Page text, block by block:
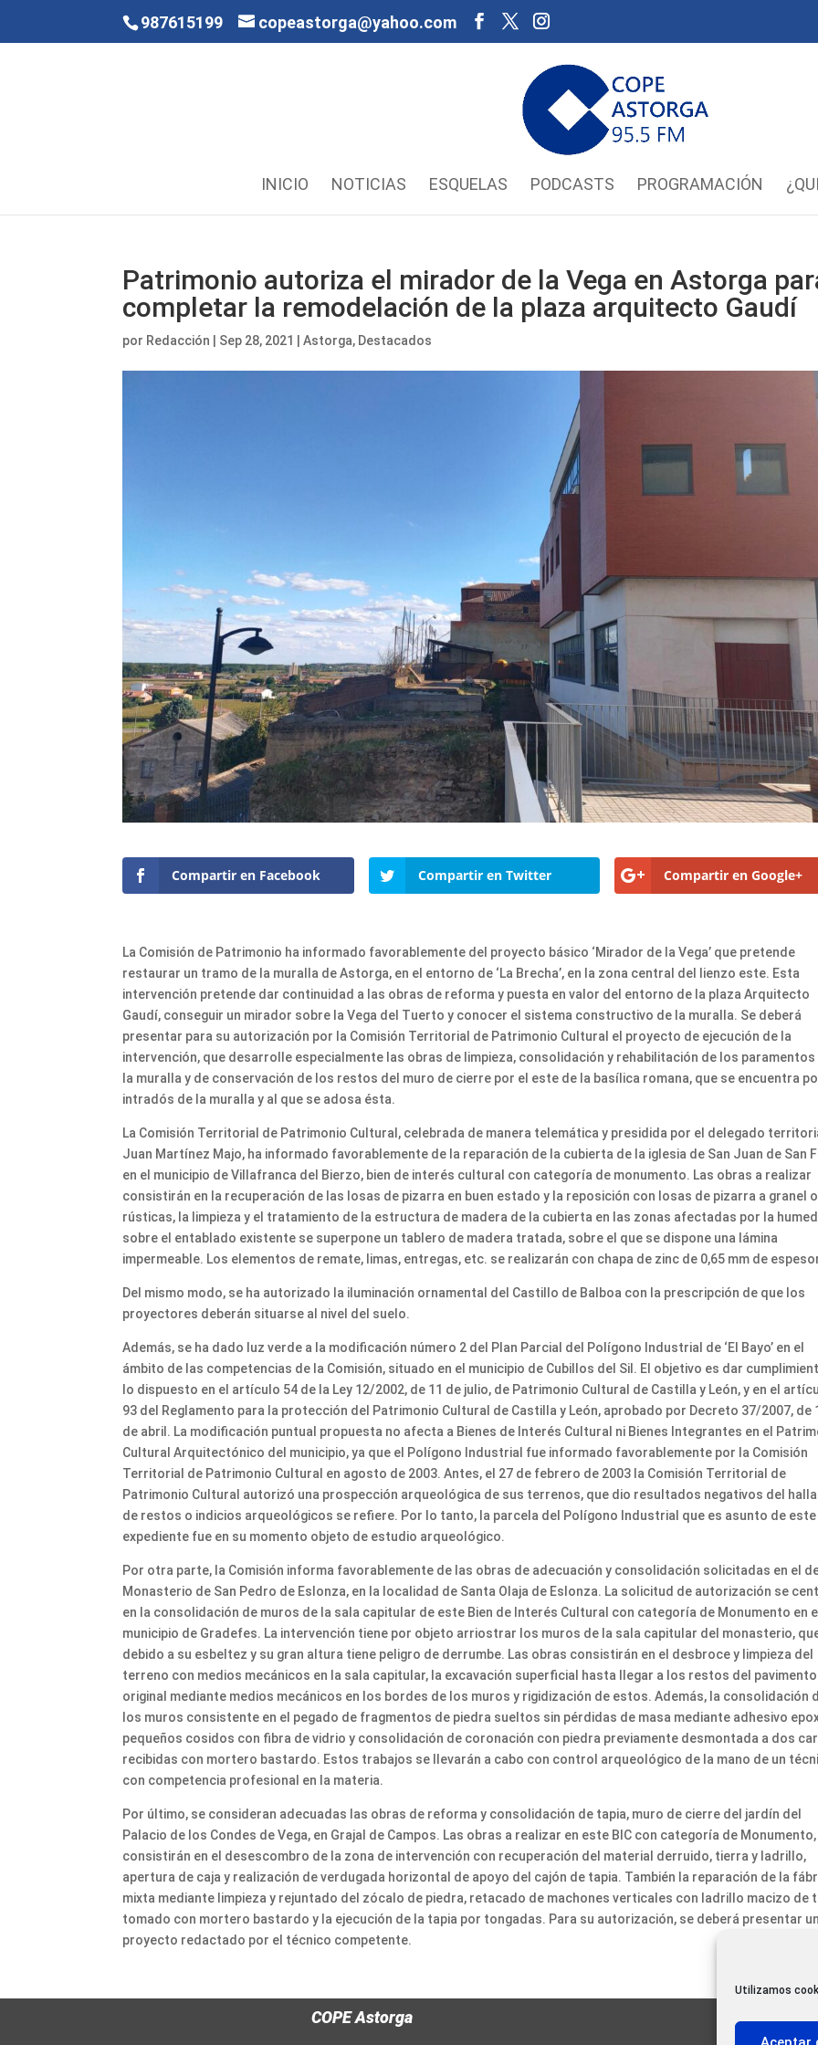
Utilizamos
987615199 copeastorga@yahoo.com
INICIO NOTICIAS ESQUELAS PODCASTS PROGRAMACIÓN
Patrimonio autoriza el mirador de la Vega en Astorga
completar la remodelación de la plaza arquitecto Gaudí
por Redacción Sep 28, 2021 |Astorga, Destacados
Compartir en Facebook Compartir en Twitter Compartir en Google+
La Comisión de Patrimonio ha informado favorablemente del proyecto básico ‘Mirador de la Vega’ que pretende
restaurar un tramo de la muralla de Astorga, en el entorno de ‘La Brecha’, en la zona central del lienzo este. Esta
intervención pretende dar continuidad a las obras de reforma y puesta en valor del entorno de la plaza Arquitecto
Gaudí, conseguir un mirador sobre la Vega del Tuerto y conocer el sistema constructivo de la muralla. Se deberá
presentar para su autorización por la Comisión Territorial de Patrimonio Cultural el proyecto de ejecución de la
intervención, que desarrolle especialmente las obras de limpieza, consolidación y rehabilitación de los paramentos
la muralla y de conservación de los restos del muro de cierre por el este de la basílica romana, que se encuentra
intradós de la muralla y al que se adosa ésta.
La Comisión Territorial de Patrimonio Cultural, celebrada de manera telemática y presidida por el delegado
Juan Martínez Majo, ha informado favorablemente de la reparación de la cubierta de la iglesia de San Juan de San
en el municipio de Villafranca del Bierzo, bien de interés cultural con categoría de monumento. Las obras a realizar
consistirán en la recuperación de las losas de pizarra en buen estado y la reposición con losas de pizarra a granel o
rústicas, la limpieza y el tratamiento de la estructura de madera de la cubierta en las zonas afectadas por la
sobre el entablado existente se superpone un tablero de madera tratada, sobre el que se dispone una lámina
impermeable. Los elementos de remate, limas, entregas, etc. se realizarán con chapa de zinc de 0,65 mm de
Del mismo modo, se ha autorizado la iluminación ornamental del Castillo de Balboa con la prescripción de que los
proyectores deberán situarse al nivel del suelo.
Además, se ha dado luz verde a la modificación número 2 del Plan Parcial del Polígono Industrial de ‘El Bayo’ en el
ámbito de las competencias de la Comisión, situado en el municipio de Cubillos del Sil. El objetivo es dar
lo dispuesto en el artículo 54 de la Ley 12/2002, de 11 de julio, de Patrimonio Cultural de Castilla y León, y en el
93 del Reglamento para la protección del Patrimonio Cultural de Castilla y León, aprobado por Decreto 37/2007, de
de abril. La modificación puntual propuesta no afecta a Bienes de Interés Cultural ni Bienes Integrantes en el
Cultural Arquitectónico del municipio, ya que el Polígono Industrial fue informado favorablemente por la Comisión
Territorial de Patrimonio Cultural en agosto de 2003. Antes, el 27 de febrero de 2003 la Comisión Territorial de
Patrimonio Cultural autorizó una prospección arqueológica de sus terrenos, que dio resultados negativos del
de restos o indicios arqueológicos se refiere. Por lo tanto, la parcela del Polígono Industrial que es asunto de este
expediente fue en su momento objeto de estudio arqueológico.
Por otra parte, la Comisión informa favorablemente de las obras de adecuación y consolidación solicitadas en el
Monasterio de San Pedro de Eslonza, en la localidad de Santa Olaja de Eslonza. La solicitud de autorización se
en la consolidación de muros de la sala capitular de este Bien de Interés Cultural con categoría de Monumento en el
municipio de Gradefes. La intervención tiene por objeto arriostrar los muros de la sala capitular del monasterio,
debido a su esbeltez y su gran altura tiene peligro de derrumbe. Las obras consistirán en el desbroce y limpieza del
terreno con medios mecánicos en la sala capitular, la excavación superficial hasta llegar a los restos del pavimento
original mediante medios mecánicos en los bordes de los muros y rigidización de estos. Además, la consolidación
los muros consistente en el pegado de fragmentos de piedra sueltos sin pérdidas de masa mediante adhesivo
pequeños cosidos con fibra de vidrio y consolidación de coronación con piedra previamente desmontada a dos
recibidas con mortero bastardo. Estos trabajos se llevarán a cabo con control arqueológico de la mano de un
con competencia profesional en la materia.
Por último, se consideran adecuadas las obras de reforma y consolidación de tapia, muro de cierre del jardín del
Palacio de los Condes de Vega, en Grajal de Campos. Las obras a realizar en este BIC con categoría de Monumento,
consistirán en el desescombro de la zona de intervención con recuperación del material derruido, tierra y ladrillo,
apertura de caja y realización de verdugada horizontal de apoyo del cajón de tapia. También la reparación de la
mixta mediante limpieza y rejuntado del zócalo de piedra, retacado de machones verticales con ladrillo macizo de
tomado con mortero bastardo y la ejecución de la tapia por tongadas. Para su autorización, se deberá presentar un
proyecto redactado por el técnico competente.
COPE Astorga